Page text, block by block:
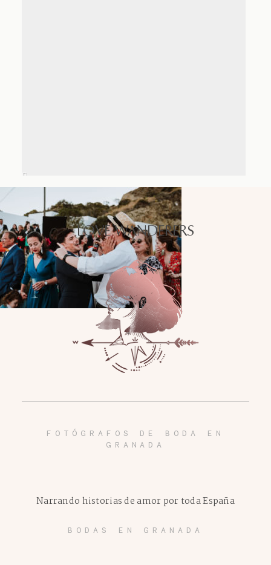
LOVE WANDERERS
FOTÓGRAFOS DE BODA EN
GRANADA
BODAS EN GRANADA
Narrando historias de amor por toda España